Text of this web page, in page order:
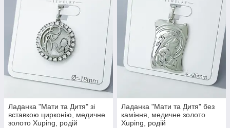
Ладанка "Мати та Дитя" зі
вставкою цирконію, медичне
золото Xuping, родій
Ладанка "Мати та Дитя" без
каміння, медичне золото
Xuping, родій